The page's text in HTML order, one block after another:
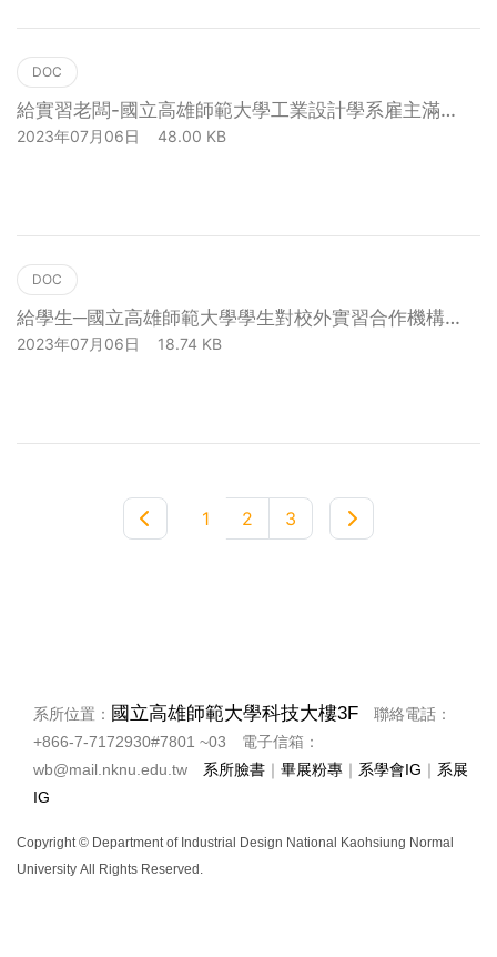
DOC
給實習老闆-國立高雄師範大學工業設計學系雇主滿意
度問卷調查表
2023年07月06日 48.00 KB
DOC
給學生─國立高雄師範大學學生對校外實習合作機構
滿意度調查
2023年07月06日 18.74 KB
1 2 3
系所位置： 國立高雄師範大學科技大樓3F 聯絡電話：
+866-7-7172930#7801 ~03 電子信箱：
wb@mail.nknu.edu.tw 系所臉書 ｜ 畢展粉專 ｜ 系學會IG ｜ 系展
IG
Copyright © Department of Industrial Design National Kaohsiung Normal
University All Rights Reserved.